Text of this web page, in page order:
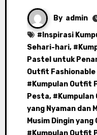
By admin
# Inspirasi
Sehari-hari, #
Pastel untuk
Outfit
# Kumpulan Outfit
Pesta, #
yang Nyaman dan
Musim Dingin
# Kumpulan Outfit